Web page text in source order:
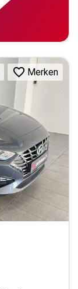
Merken